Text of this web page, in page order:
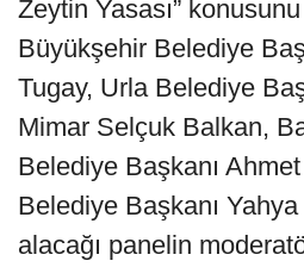
Zeytin Yasası”
Büyükşehir Belediye
Tugay, Urla Belediye
Mimar Selçuk Balkan,
Belediye Başkanı
Belediye Başkanı
alacağı panelin